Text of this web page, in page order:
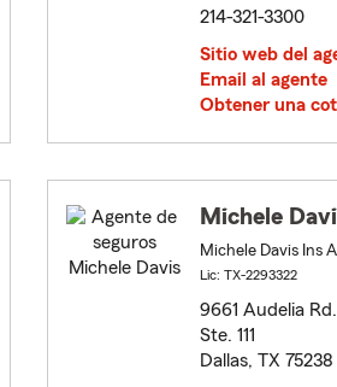
214-321-3300
Sitio web del
Email al agente
Obtener una
Michele
Michele Davis Ins
Lic: TX-2293322
9661 Audelia Rd.
Ste. 111
Dallas, TX 75238